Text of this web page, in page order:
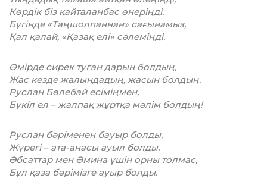
Көрдік біз қайталанбас өнеріңді.
Бүгінде «Таңшолпаннан» сағынамыз,
Қал қалай, «Қазақ елі» сәлеміңді.
Өмірде сирек туған дарын болдың,
Жас кезде жалындадың, жасын болдың.
Руслан Бөлебай есіміңмен,
Бүкіл ел – жалпақ жұртқа мәлім болдың!
Руслан бәріменен бауыр болды,
Жүрегі – ата-анасы ауыл болды.
Әбсаттар мен Әмина үшін орны толмас,
Бұл қаза бәрімізге ауыр болды.